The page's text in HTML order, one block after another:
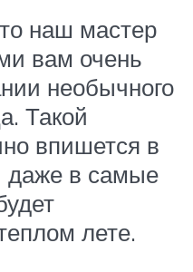
наш мастер
вам очень
необычного
Такой
впишется в
даже в самые
лете.